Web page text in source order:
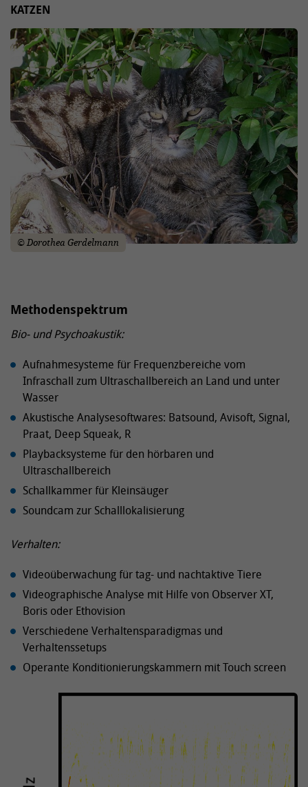
KATZEN
© Dorothea Gerdelmann
Methodenspektrum
Bio- und Psychoakustik:
Aufnahmesysteme für Frequenzbereiche vom
Infraschall zum Ultraschallbereich an Land und unter
Wasser
Akustische Analysesoftwares: Batsound, Avisoft, Signal,
Praat, Deep Squeak, R
Playbacksysteme für den hörbaren und
Ultraschallbereich
Schallkammer für Kleinsäuger
Soundcam zur Schalllokalisierung
Verhalten:
Videoüberwachung für tag- und nachtaktive Tiere
Videographische Analyse mit Hilfe von Observer XT,
Boris oder Ethovision
Verschiedene Verhaltensparadigmas und
Verhaltenssetups
Operante Konditionierungskammern mit Touch screen